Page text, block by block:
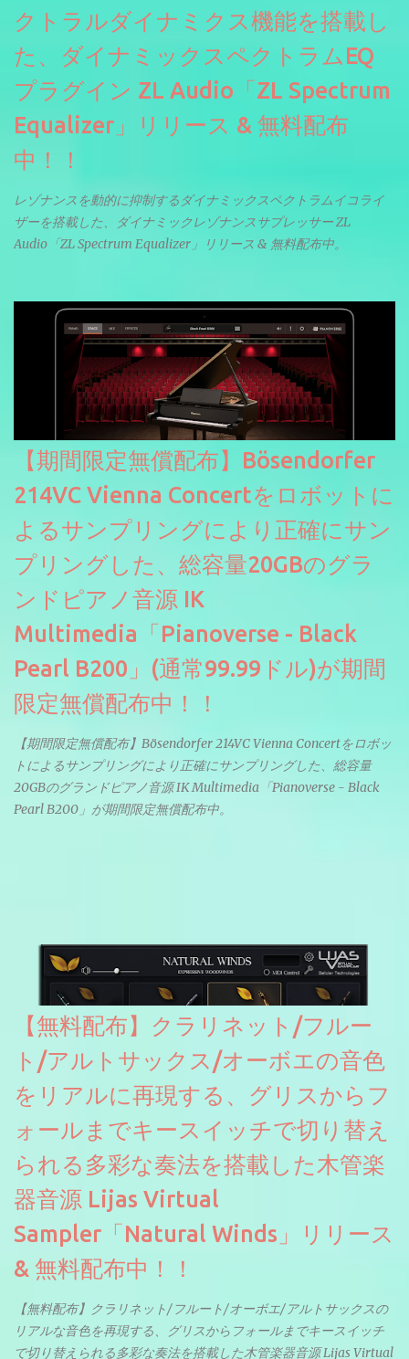
クトラルダイナミクス機能を搭載し
た、ダイナミックスペクトラムEQ
プラグイン ZL Audio「ZL Spectrum
Equalizer」リリース & 無料配布
中！！
レゾナンスを動的に抑制するダイナミックスペクトラムイコライ
ザーを搭載した、ダイナミックレゾナンスサプレッサー ZL
Audio「ZL Spectrum Equalizer」リリース & 無料配布中。
【期間限定無償配布】Bösendorfer
214VC Vienna Concertをロボットに
よるサンプリングにより正確にサン
プリングした、総容量20GBのグラ
ンドピアノ音源 IK
Multimedia「Pianoverse - Black
Pearl B200」(通常99.99ドル)が期間
限定無償配布中！！
【期間限定無償配布】Bösendorfer 214VC Vienna Concertをロボッ
トによるサンプリングにより正確にサンプリングした、総容量
20GBのグランドピアノ音源 IK Multimedia「Pianoverse - Black
Pearl B200」が期間限定無償配布中。
【無料配布】クラリネット/フルー
ト/アルトサックス/オーボエの音色
をリアルに再現する、グリスからフ
ォールまでキースイッチで切り替え
られる多彩な奏法を搭載した木管楽
器音源 Lijas Virtual
Sampler「Natural Winds」リリース
& 無料配布中！！
【無料配布】クラリネット/フルート/オーボエ/アルトサックスの
リアルな音色を再現する、グリスからフォールまでキースイッチ
で切り替えられる多彩な奏法を搭載した木管楽器音源 Lijas Virtual